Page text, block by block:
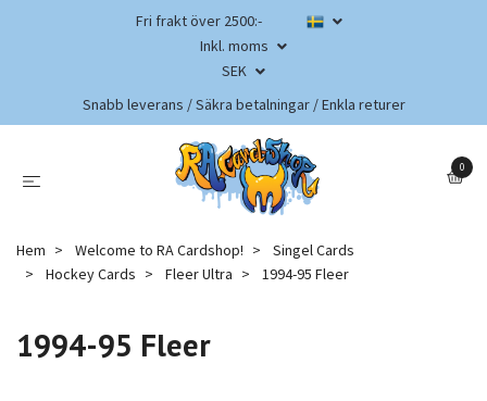
Fri frakt över 2500:-
Inkl. moms
SEK
Snabb leverans / Säkra betalningar / Enkla returer
0
Hem Welcome to RA Cardshop!
Singel Cards
Hockey Cards
Fleer Ultra 1994-95 Fleer
1994-95 Fleer